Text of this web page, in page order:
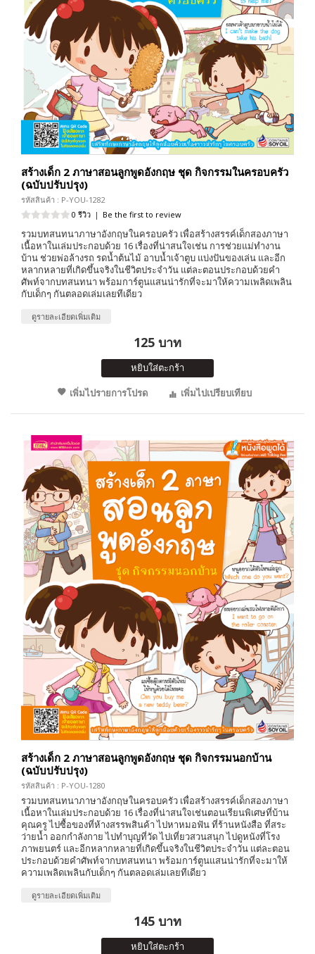
สร้างเด็ก 2 ภาษาสอนลูกพูดอังกฤษ ชุด กิจกรรมในครอบครัว
(ฉบับปรับปรุง)
รหัสสินค้า : P-YOU-1282
0 รีวิว | Be the first to review
รวมบทสนทนาภาษาอังกฤษในครอบครัว เพื่อสร้างสรรค์เด็กสองภาษา
เนื้อหาในเล่มประกอบด้วย 16 เรื่องที่น่าสนใจเช่น การช่วยแม่ทำงาน
บ้าน ช่วยพ่อล้างรถ รดน้ำต้นไม้ อาบน้ำเจ้าตูบ แบ่งปันของเล่น และอีก
หลากหลายที่เกิดขึ้นจริงในชีวิตประจำวัน แต่ละตอนประกอบด้วยคำ
ศัพท์จากบทสนทนา พร้อมการ์ตูนแสนน่ารักที่จะมาให้ความเพลิดเพลิน
กับเด็กๆ กันตลอดเล่มเลยทีเดียว
ดูรายละเอียดเพิ่มเติม
125 บาท
หยิบใส่ตะกร้า
เพิ่มไปรายการโปรด
เพิ่มไปเปรียบเทียบ
สร้างเด็ก 2 ภาษาสอนลูกพูดอังกฤษ ชุด กิจกรรมนอกบ้าน
(ฉบับปรับปรุง)
รหัสสินค้า : P-YOU-1280
รวมบทสนทนาภาษาอังกฤษในครอบครัว เพื่อสร้างสรรค์เด็กสองภาษา
เนื้อหาในเล่มประกอบด้วย 16 เรื่องที่น่าสนใจเช่นตอนเรียนพิเศษที่บ้าน
คุณครู ไปซื้อของที่ห้างสรรพสินค้า ไปหาหมอฟัน ที่ร้านหนังสือ ที่สระ
ว่ายน้ำ ออกกำลังกาย ไปทำบุญที่วัด ไปเที่ยวสวนสนุก ไปดูหนังที่โรง
ภาพยนตร์ และอีกหลากหลายที่เกิดขึ้นจริงในชีวิตประจำวัน แต่ละตอน
ประกอบด้วยคำศัพท์จากบทสนทนา พร้อมการ์ตูนแสนน่ารักที่จะมาให้
ความเพลิดเพลินกับเด็กๆ กันตลอดเล่มเลยทีเดียว
ดูรายละเอียดเพิ่มเติม
145 บาท
หยิบใส่ตะกร้า